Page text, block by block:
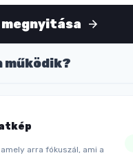
működik?
arra fókuszál, ami a